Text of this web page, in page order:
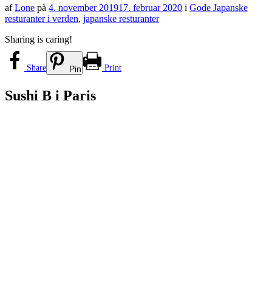
afLone på 4. november 201917. februar 2020 i Gode Japanske
resturanter i verden, japanske resturanter
Sharing is caring!
Share Pin Print
Sushi B i Paris